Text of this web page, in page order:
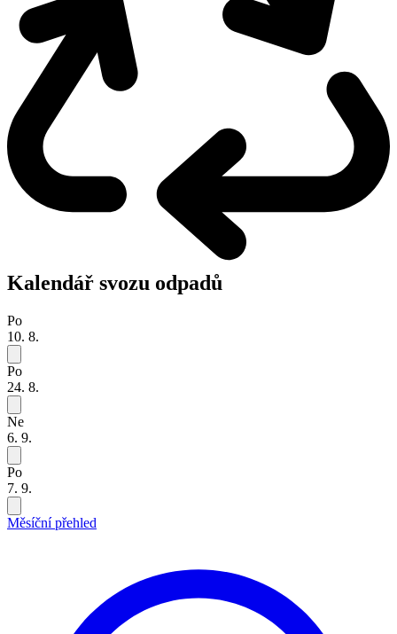
Kalendář svozu odpadů
Po
10. 8.
Po
24. 8.
Ne
6. 9.
Po
7. 9.
Měsíční přehled